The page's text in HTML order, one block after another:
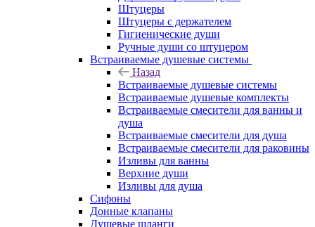
Штуцеры
Штуцеры с держателем
Гигиенические души
Ручные души со штуцером
Встраиваемые душевые системы
Назад
Встраиваемые душевые системы
Встраиваемые душевые комплекты
Встраиваемые смесители для ванны и
душа
Встраиваемые смесители для душа
Встраиваемые смесители для раковины
Изливы для ванны
Верхние души
Изливы для душа
Сифоны
Донные клапаны
Душевые шланги